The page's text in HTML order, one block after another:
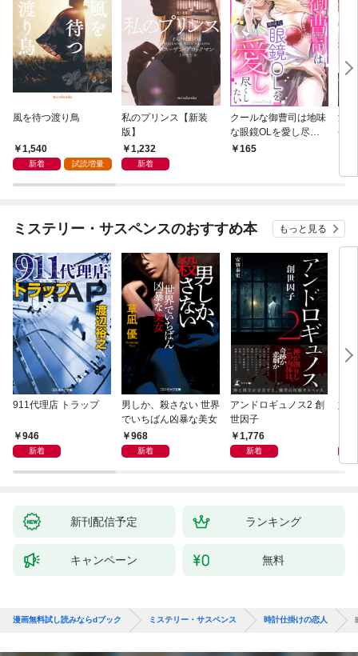
風を待つ渡り鳥
1,540
新着 試読増量
私のプリンス【新装
版】
1,232
新着
クールな御曹司は地味
な眼鏡OLを愛し尽く
したい【分冊版】 1
165
濃
長
ミステリー・サスペンスのおすすめ本 もっと見る
911代理店 トラップ
946
新着
男しか、殺さない 世界
でいちばん凶暴な美女
968
新着
アンドロギュノス2 創
世因子
1,776
新着
姐
新刊配信予定 ランキング
キャンペーン 無料
漫画無料試し読みならdブック ミステリー・サスペンス 時計仕掛けの恋人